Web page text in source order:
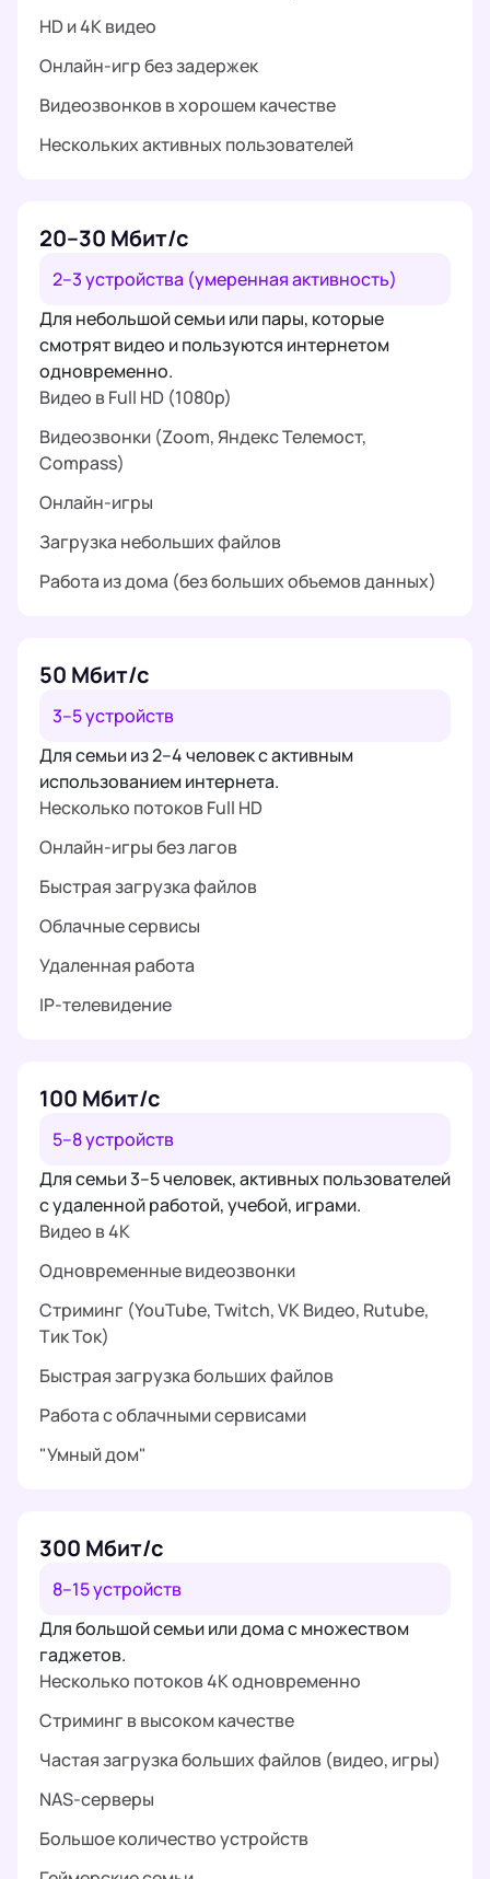
HD и 4K видео
Онлайн-игр без задержек
Видеозвонков в хорошем качестве
Нескольких активных пользователей
20–30 Мбит/с
2–3 устройства (умеренная активность)
Для небольшой семьи или пары, которые
смотрят видео и пользуются интернетом
одновременно.
Видео в Full HD (1080p)
Видеозвонки (Zoom, Яндекс Телемост,
Compass)
Онлайн-игры
Загрузка небольших файлов
Работа из дома (без больших объемов данных)
50 Мбит/с
3–5 устройств
Для семьи из 2–4 человек с активным
использованием интернета.
Несколько потоков Full HD
Онлайн-игры без лагов
Быстрая загрузка файлов
Облачные сервисы
Удаленная работа
IP-телевидение
100 Мбит/с
5–8 устройств
Для семьи 3–5 человек, активных пользователей
с удаленной работой, учебой, играми.
Видео в 4K
Одновременные видеозвонки
Стриминг (YouTube, Twitch, VK Видео, Rutube,
Тик Ток)
Быстрая загрузка больших файлов
Работа с облачными сервисами
"Умный дом"
300 Мбит/с
8–15 устройств
Для большой семьи или дома с множеством
гаджетов.
Несколько потоков 4K одновременно
Стриминг в высоком качестве
Частая загрузка больших файлов (видео, игры)
NAS-серверы
Большое количество устройств